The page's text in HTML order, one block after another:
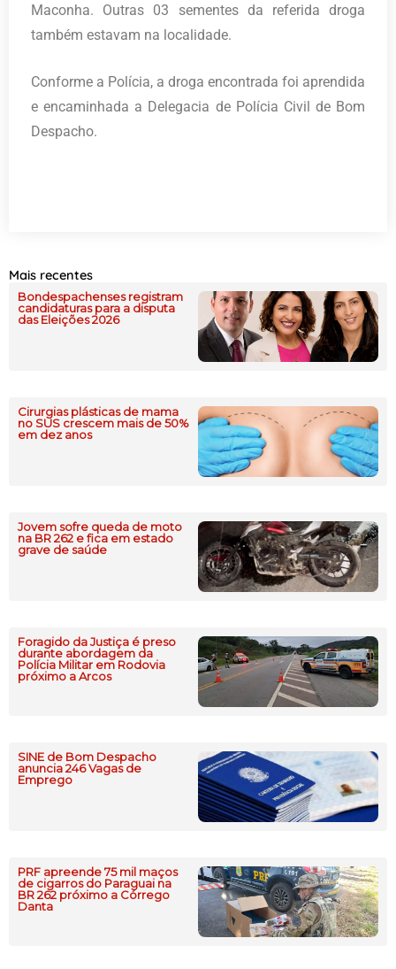
Maconha. Outras 03 sementes da referida droga
também estavam na localidade.
Conforme a Polícia, a droga encontrada foi aprendida
e encaminhada a Delegacia de Polícia Civil de Bom
Despacho.
Mais recentes
Bondespachenses registram
candidaturas para a disputa
das Eleições 2026
Cirurgias plásticas de mama
no SUS crescem mais de 50%
em dez anos
Jovem sofre queda de moto
na BR 262 e fica em estado
grave de saúde
Foragido da Justiça é preso
durante abordagem da
Polícia Militar em Rodovia
próximo a Arcos
SINE de Bom Despacho
anuncia 246 Vagas de
Emprego
PRF apreende 75 mil maços
de cigarros do Paraguai na
BR 262 próximo a Córrego
Danta